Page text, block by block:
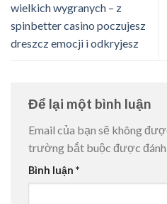
wielkich wygranych – z
spinbetter casino poczujesz
dreszcz emocji i odkryjesz
Để lại một bình luận
Email của bạn sẽ không
trường bắt buộc được đánh
Bình luận *